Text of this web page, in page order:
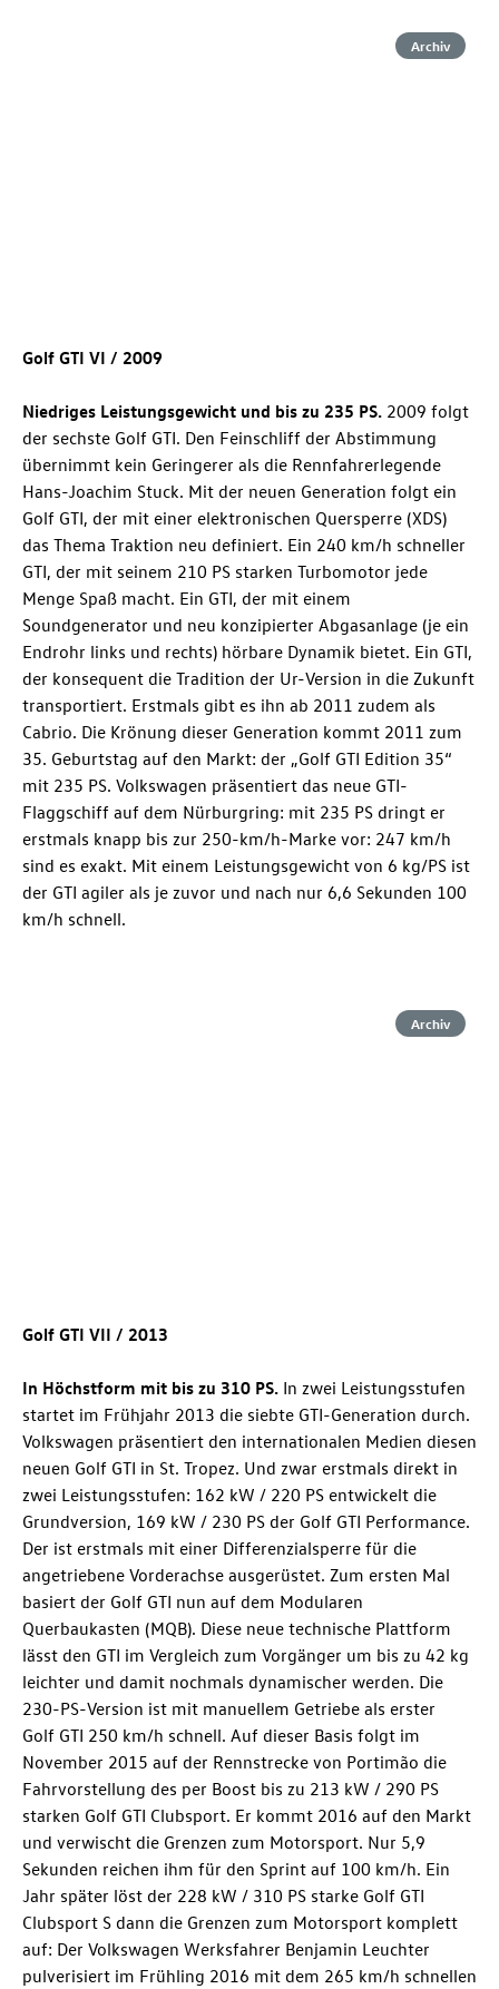
Archiv
Golf GTI VI / 2009
Niedriges Leistungsgewicht und bis zu 235 PS. 2009 folgt
der sechste Golf GTI. Den Feinschliff der Abstimmung
übernimmt kein Geringerer als die Rennfahrerlegende
Hans-Joachim Stuck. Mit der neuen Generation folgt ein
Golf GTI, der mit einer elektronischen Quersperre (XDS)
das Thema Traktion neu definiert. Ein 240 km/h schneller
GTI, der mit seinem 210 PS starken Turbomotor jede
Menge Spaß macht. Ein GTI, der mit einem
Soundgenerator und neu konzipierter Abgasanlage (je ein
Endrohr links und rechts) hörbare Dynamik bietet. Ein GTI,
der konsequent die Tradition der Ur-Version in die Zukunft
transportiert. Erstmals gibt es ihn ab 2011 zudem als
Cabrio. Die Krönung dieser Generation kommt 2011 zum
35. Geburtstag auf den Markt: der „Golf GTI Edition 35“
mit 235 PS. Volkswagen präsentiert das neue GTI-
Flaggschiff auf dem Nürburgring: mit 235 PS dringt er
erstmals knapp bis zur 250-km/h-Marke vor: 247 km/h
sind es exakt. Mit einem Leistungsgewicht von 6 kg/PS ist
der GTI agiler als je zuvor und nach nur 6,6 Sekunden 100
km/h schnell.
Archiv
Golf GTI VII / 2013
In Höchstform mit bis zu 310 PS. In zwei Leistungsstufen
startet im Frühjahr 2013 die siebte GTI-Generation durch.
Volkswagen präsentiert den internationalen Medien diesen
neuen Golf GTI in St. Tropez. Und zwar erstmals direkt in
zwei Leistungsstufen: 162 kW / 220 PS entwickelt die
Grundversion, 169 kW / 230 PS der Golf GTI Performance.
Der ist erstmals mit einer Differenzialsperre für die
angetriebene Vorderachse ausgerüstet. Zum ersten Mal
basiert der Golf GTI nun auf dem Modularen
Querbaukasten (MQB). Diese neue technische Plattform
lässt den GTI im Vergleich zum Vorgänger um bis zu 42 kg
leichter und damit nochmals dynamischer werden. Die
230-PS-Version ist mit manuellem Getriebe als erster
Golf GTI 250 km/h schnell. Auf dieser Basis folgt im
November 2015 auf der Rennstrecke von Portimão die
Fahrvorstellung des per Boost bis zu 213 kW / 290 PS
starken Golf GTI Clubsport. Er kommt 2016 auf den Markt
und verwischt die Grenzen zum Motorsport. Nur 5,9
Sekunden reichen ihm für den Sprint auf 100 km/h. Ein
Jahr später löst der 228 kW / 310 PS starke Golf GTI
Clubsport S dann die Grenzen zum Motorsport komplett
auf: Der Volkswagen Werksfahrer Benjamin Leuchter
pulverisiert im Frühling 2016 mit dem 265 km/h schnellen